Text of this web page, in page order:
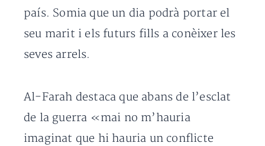
país. Somia que un dia podrà portar el
seu marit i els futurs fills a conèixer les
seves arrels.
Al-Farah destaca que abans de l’esclat
de la guerra «mai no m’hauria
imaginat que hi hauria un conflicte